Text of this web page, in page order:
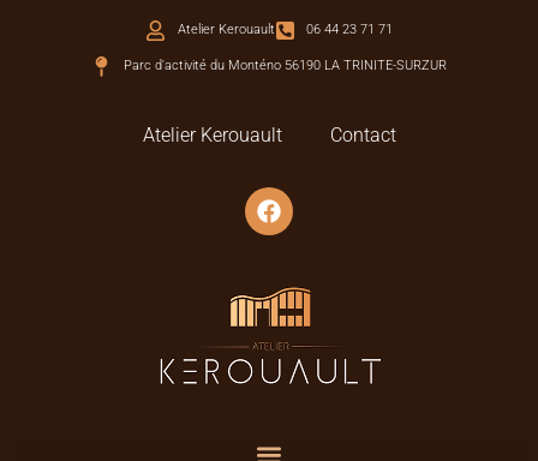
Atelier Kerouault 06 44 23 71 71
Parc d'activité du Monténo 56190 LA TRINITE-SURZUR
Atelier Kerouault Contact